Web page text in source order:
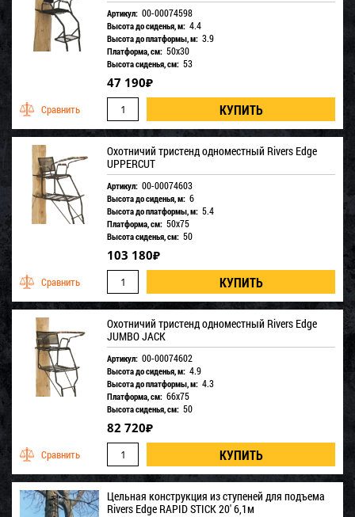
Артикул: 00-00074598
Высота до сиденья, м: 4.4
Высота до платформы, м: 3.9
Платформа, см: 50х30
Высота сиденья, см: 53
47 190₽
Охотничий тристенд одноместный Rivers Edge
UPPERCUT
Артикул: 00-00074603
Высота до сиденья, м: 6
Высота до платформы, м: 5.4
Платформа, см: 50х75
Высота сиденья, см: 50
103 180₽
Охотничий тристенд одноместный Rivers Edge
JUMBO JACK
Артикул: 00-00074602
Высота до сиденья, м: 4.9
Высота до платформы, м: 4.3
Платформа, см: 66х75
Высота сиденья, см: 50
82 720₽
Цельная конструкция из ступеней для подъема
Rivers Edge RAPID STICK 20' 6,1м